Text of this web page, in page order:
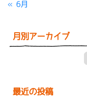
« 6月
月別アーカイブ
最近の投稿